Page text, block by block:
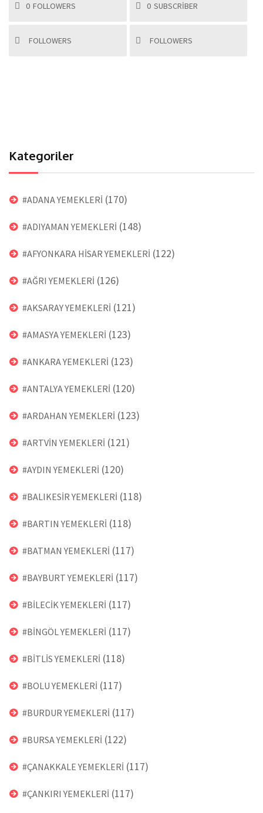
0 FOLLOWERS 0 SUBSCRIBER
FOLLOWERS FOLLOWERS
Kategoriler
#ADANA YEMEKLERİ (170)
#ADIYAMAN YEMEKLERİ (148)
#AFYONKARA HİSAR YEMEKLERİ (122)
#AĞRI YEMEKLERİ (126)
#AKSARAY YEMEKLERİ (121)
#AMASYA YEMEKLERİ (123)
#ANKARA YEMEKLERİ (123)
#ANTALYA YEMEKLERİ (120)
#ARDAHAN YEMEKLERİ (123)
#ARTVİN YEMEKLERİ (121)
#AYDIN YEMEKLERİ (120)
#BALIKESİR YEMEKLERİ (118)
#BARTIN YEMEKLERİ (118)
#BATMAN YEMEKLERİ (117)
#BAYBURT YEMEKLERİ (117)
#BİLECİK YEMEKLERİ (117)
#BİNGÖL YEMEKLERİ (117)
#BİTLİS YEMEKLERİ (118)
#BOLU YEMEKLERİ (117)
#BURDUR YEMEKLERİ (117)
#BURSA YEMEKLERİ (122)
#ÇANAKKALE YEMEKLERİ (117)
#ÇANKIRI YEMEKLERİ (117)